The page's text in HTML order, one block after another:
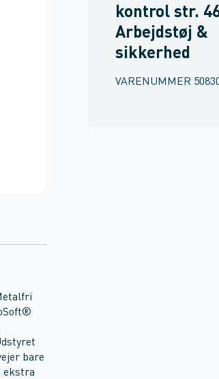
kontrol str.
Arbejdstøj &
sikkerhed
VARENUMMER
bare
ekstra